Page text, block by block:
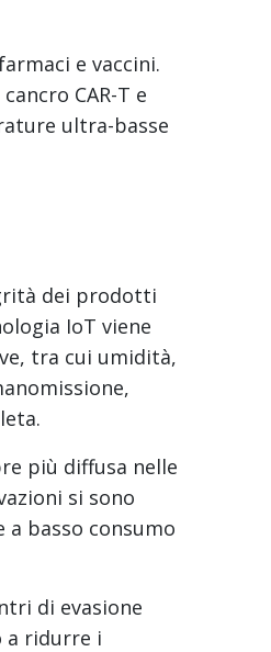
e vaccini.
CAR-T e
ultra-basse
dei prodotti
IoT viene
tra cui umidità,
più diffusa nelle
si sono
basso consumo
di evasione
a ridurre i